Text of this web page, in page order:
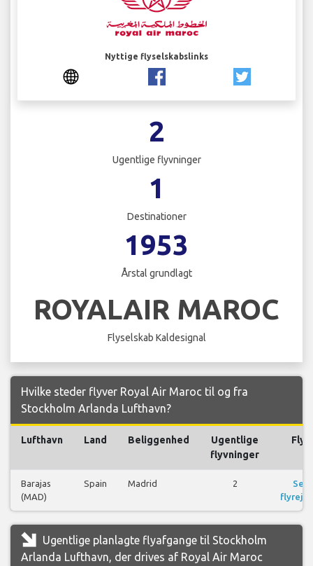
Nyttige flyselskabslinks
2
Ugentlige flyvninger
1
Destinationer
1953
Årstal grundlagt
ROYALAIR MAROC
Flyselskab Kaldesignal
Hvilke steder flyver Royal Air Maroc til og fra
Stockholm Arlanda Lufthavn?
Lufthavn Land Beliggenhed
Ugentlige
flyvninger
Fly
Barajas
(MAD)
Spain Madrid 2
Se
Ugentlige planlagte flyafgange til Stockholm
Arlanda Lufthavn, der drives af Royal Air Maroc